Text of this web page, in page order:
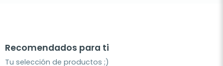
Recomendados para ti
Tu selección de productos ;)